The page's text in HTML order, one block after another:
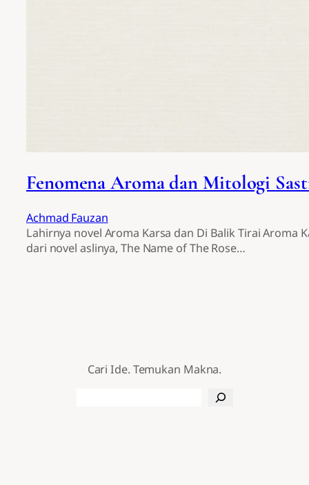
Fenomena Aroma dan Mitologi
Achmad Fauzan
Lahirnya novel Aroma Karsa dan Di Balik Tirai Aroma
dari novel aslinya, The Name of The Rose…
Cari Ide. Temukan Makna.